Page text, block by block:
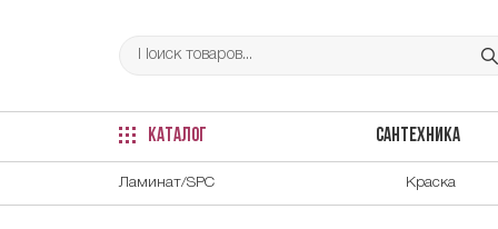
КАТАЛОГ САНТЕХНИКА
Ламинат/SPC Краска